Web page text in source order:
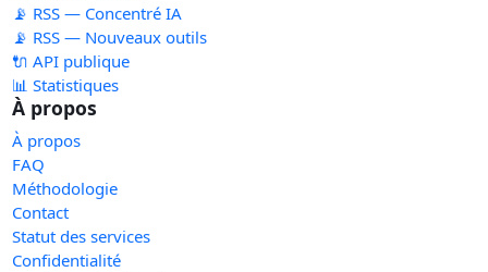
📡 RSS — Concentré IA
📡 RSS — Nouveaux outils
🔌 API publique
📊 Statistiques
À propos
À propos
FAQ
Méthodologie
Contact
Statut des services
Confidentialité